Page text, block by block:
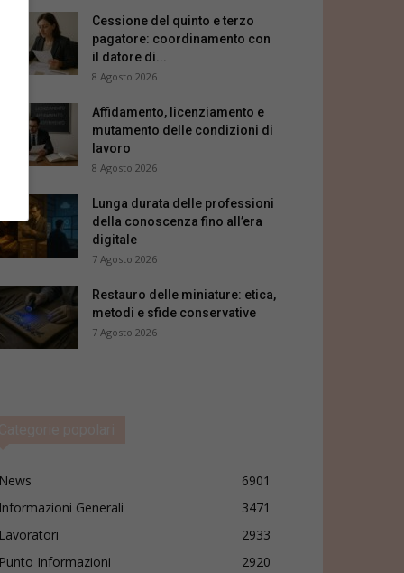
Cessione del quinto e terzo
pagatore: coordinamento con
il datore di...
8 Agosto 2026
Affidamento, licenziamento e
mutamento delle condizioni di
lavoro
8 Agosto 2026
Lunga durata delle professioni
della conoscenza fino all’era
digitale
7 Agosto 2026
Restauro delle miniature: etica,
metodi e sfide conservative
7 Agosto 2026
News
6901
Informazioni Generali
3471
Lavoratori
2933
Punto Informazioni
2920